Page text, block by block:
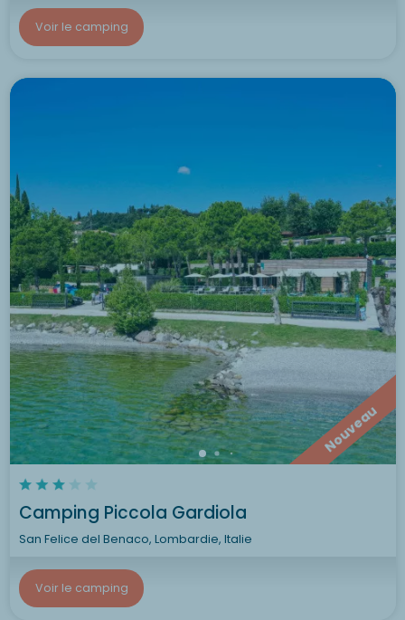
Voir le camping
Nouveau
Camping Piccola Gardiola
San Felice del Benaco, Lombardie, Italie
Voir le camping